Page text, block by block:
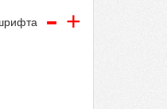
- +